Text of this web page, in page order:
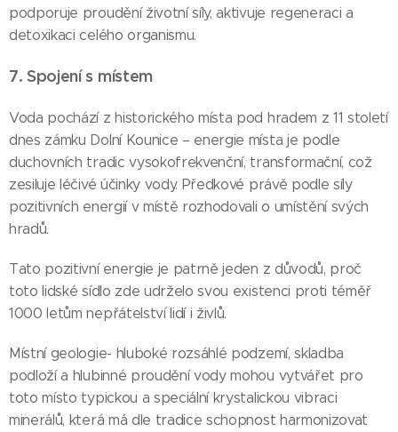
podporuje proudění životní síly, aktivuje regeneraci a
detoxikaci celého organismu.
7. Spojení s místem
Voda pochází z historického místa pod hradem z 11 století
dnes zámku Dolní Kounice – energie místa je podle
duchovních tradic vysokofrekvenční, transformační, což
zesiluje léčivé účinky vody. Předkové právě podle síly
pozitivních energií v místě rozhodovali o umístění svých
hradů.
Tato pozitivní energie je patrně jeden z důvodů, proč
toto lidské sídlo zde udrželo svou existenci proti téměř
1000 letům nepřátelství lidí i živlů.
Místní geologie- hluboké rozsáhlé podzemí, skladba
podloží a hlubinné proudění vody mohou vytvářet pro
toto místo typickou a speciální krystalickou vibraci
minerálů, která má dle tradice schopnost harmonizovat